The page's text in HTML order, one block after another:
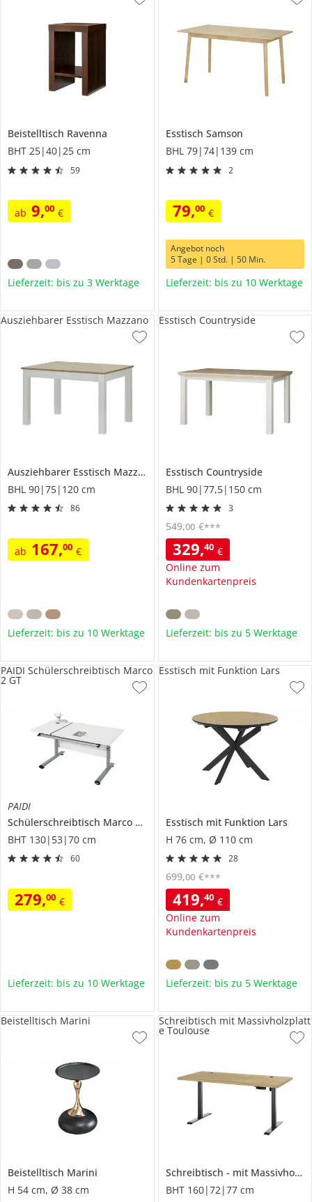
Beistelltisch Ravenna
BHT 25|40|25 cm
59
ab 9,00 €
Lieferzeit: bis zu 3 Werktage
Esstisch Samson
BHL 79|74|139 cm
2
79,00 €
Angebot noch
5 Tage | 0 Std. | 50 Min.
Lieferzeit: bis zu 10 Werktage
Ausziehbarer Esstisch Mazzano
BHL 90|75|120 cm
86
ab 167,00 €
Ausziehbarer Esstisch Mazzano
Lieferzeit: bis zu 10 Werktage
Esstisch Countryside
BHL 90|77,5|150 cm
3
329,40 €
Online zum
Kundenkartenpreis
549,00 €***
Esstisch Countryside
Lieferzeit: bis zu 5 Werktage
PAIDI
Schülerschreibtisch Marco 2 GT
BHT 130|53|70 cm
60
279,00 €
PAIDI Schülerschreibtisch Marco
2 GT
Lieferzeit: bis zu 10 Werktage
Esstisch mit Funktion Lars
H 76 cm, Ø 110 cm
28
419,40 €
Online zum
Kundenkartenpreis
699,00 €***
Esstisch mit Funktion Lars
Lieferzeit: bis zu 5 Werktage
Beistelltisch Marini
H 54 cm, Ø 38 cm
Beistelltisch Marini
Schreibtisch
mit Massivholzplatte
BHT 160|72|77 cm
Schreibtisch mit Massivholzplatt
e Toulouse